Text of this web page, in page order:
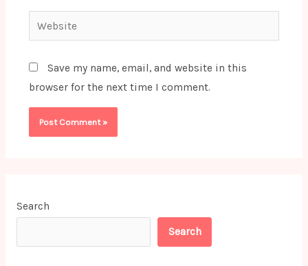
Website
Save my name, email, and website in this
browser for the next time I comment.
Search
Search